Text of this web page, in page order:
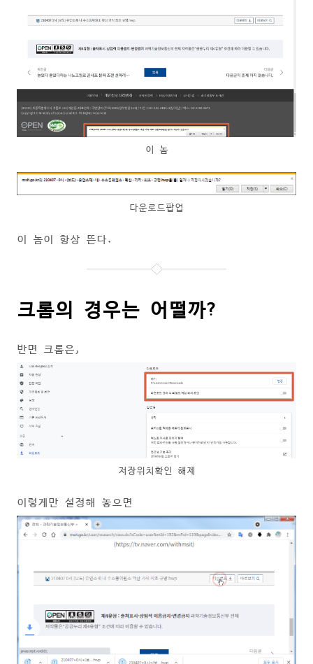
이 놈
다운로드팝업
이 놈이 항상 뜬다.
크롬의 경우는 어떨까?
반면 크롬은,
저장위치확인 해제
이렇게만 설정해 놓으면